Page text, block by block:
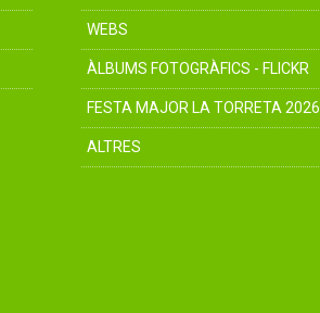
WEBS
ÀLBUMS FOTOGRÀFICS - FLICKR
FESTA MAJOR LA TORRETA 2026
ALTRES